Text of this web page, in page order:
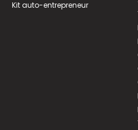
Kit auto-entrepreneur